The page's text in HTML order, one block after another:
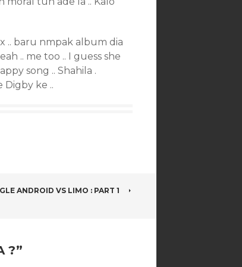
.. baru nmpak album dia
.. me too .. I guess she
song .. Shahila .
ke ..
ANDROID VS LIMO : PART 1
?”